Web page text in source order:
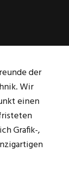
der
Wir
einen
Grafik-,